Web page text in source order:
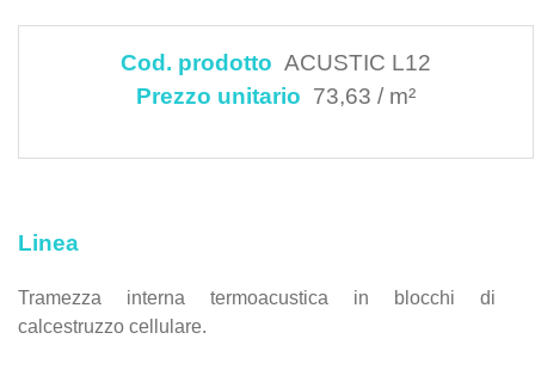
Cod. prodotto ACUSTIC L12
Prezzo unitario 73,63 / m²
Linea
Tramezza interna termoacustica in blocchi di
calcestruzzo cellulare.